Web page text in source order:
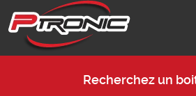
Recherchez un